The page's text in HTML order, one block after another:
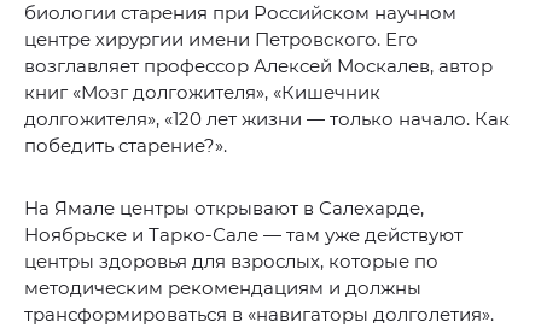
биологии старения при Российском научном
центре хирургии имени Петровского. Его
возглавляет профессор Алексей Москалев, автор
книг «Мозг долгожителя», «Кишечник
долгожителя», «120 лет жизни — только начало. Как
победить старение?».
На Ямале центры открывают в Салехарде,
Ноябрьске и Тарко-Сале — там уже действуют
центры здоровья для взрослых, которые по
методическим рекомендациям и должны
трансформироваться в «навигаторы долголетия».